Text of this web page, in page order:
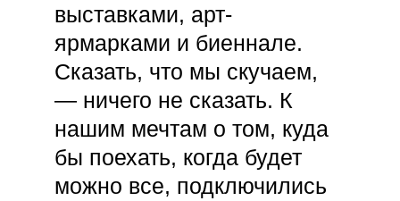
выставками, арт-
ярмарками и биеннале.
Сказать, что мы скучаем,
— ничего не сказать. К
нашим мечтам о том, куда
бы поехать, когда будет
можно все, подключились